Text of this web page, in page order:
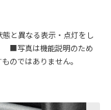
と異なる表示・点灯をし
■写真は機能説明のため
のではありません。